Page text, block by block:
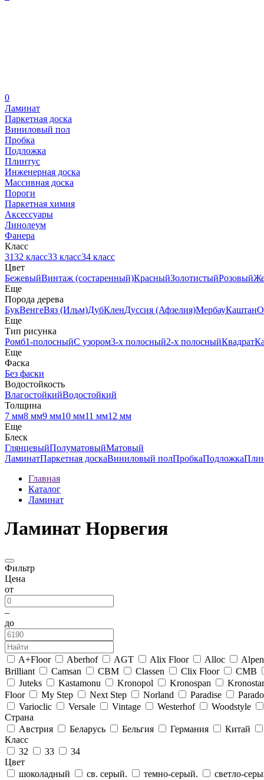
0
Ламинат
Паркетная доска
Виниловый пол
Пробка
Подложка
Плинтус
Инженерная доска
Массивная доска
Пороги
Паркетная химия
Аксессуары
Линолеум
Фанера
Класс
3132 класс33 класс34 класс
Цвет
БежевыйВинтаж (состаренный)КрасныйЗолотистыйРозовый
Еще
Порода дерева
БукВенгеВяз (Ильм)ДубКленДуссия (Афзелия)МербауКаштан
Еще
Тип рисунка
Ромб1-полосныйС узором3-х полосный2-х полосныйКвадрат
Еще
Фаска
Без фаски
Водостойкость
ВлагостойкийВодостойкий
Толщина
7 мм8 мм9 мм10 мм11 мм12 мм
Еще
Блеск
ГлянцевыйПолуматовыйМатовый
ЛаминатПаркетная доскаВиниловый полПробкаПодложка
Главная
Каталог
Ламинат
Ламинат Норвегия
Фильтр
Цена
от
–
до
A+Floor Aberhof AGT Alix Floor Alloc
Brilliant
Camsan CBM Classen Clix Floor
CMB
Juteks
Kastamonu Kronopol Kronospan
Floor
My Step Next Step Norland Paradise
Varioclic
Versale Vintage Westerhof
Woodstyle
Страна
Австрия
Беларусь Бельгия Германия
Китай
Класс
32
33
34
Цвет
шоколадный
св. серый. темно-серый.
светло-